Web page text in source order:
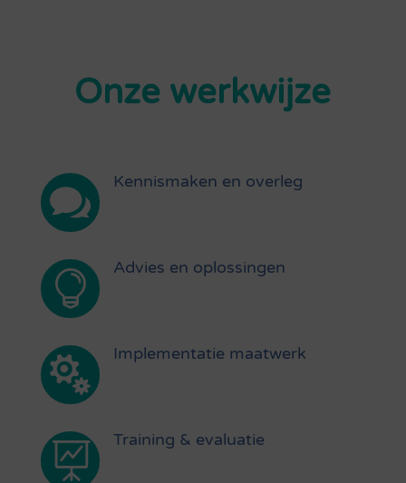
Onze werkwijze

Kennismaken en overleg

Advies en oplossingen

Implementatie maatwerk

Training & evaluatie